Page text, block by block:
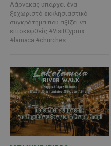
Λάρνακας υπάρχει ένα
ξεχωριστό εκκλησιαστικό
συγκρότημα που αξίζει να
επισκεφθείς #VisitCyprus
#larnaca #churches...